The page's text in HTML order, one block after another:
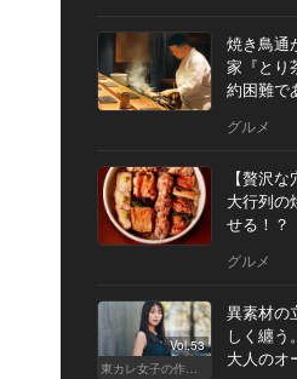
焼き鳥通
家『とり
約困難で
グルメ
【贅沢
大行列の
せる！？
グルメ
Vol.53
東カレ女子の作り方
異素材の
しく纏う
大人のオ